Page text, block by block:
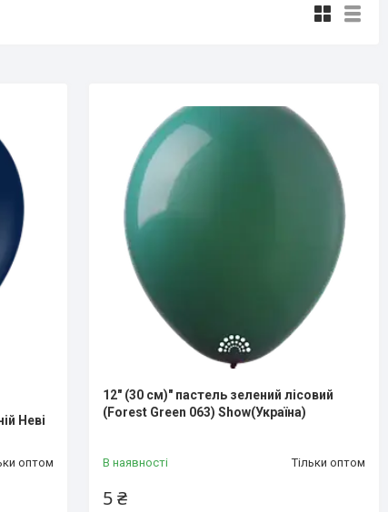
Неві
оптом
12" (30 см)" пастель зелений лісовий
(Forest Green 063) Show(Україна)
В наявності Тільки оптом
5 ₴